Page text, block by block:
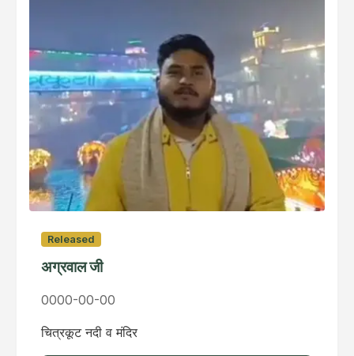
Released
अग्रवाल जी
0000-00-00
चित्रकूट नदी व मंदिर